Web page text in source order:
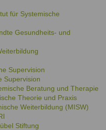
für Systemische
Gesundheits- und
Supervision
Supervision
Beratung und Therapie
Theorie und Praxis
Weiterbildung (MISW)
Stiftung